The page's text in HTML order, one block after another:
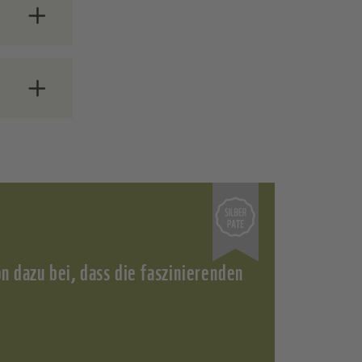
dazu bei, dass die faszinierenden